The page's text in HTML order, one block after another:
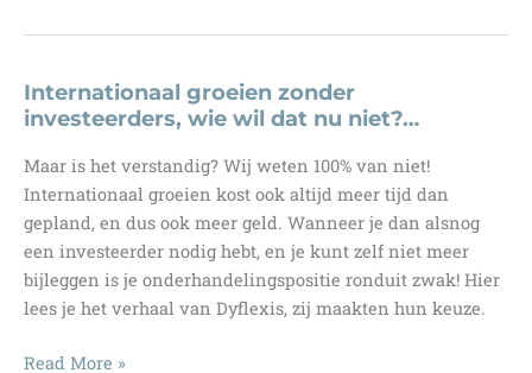
nu
iets
doen?…
Internationaal groeien zonder
investeerders, wie wil dat nu niet?…
Maar is het verstandig? Wij weten 100% van niet!
Internationaal groeien kost ook altijd meer tijd dan
gepland, en dus ook meer geld. Wanneer je dan alsnog
een investeerder nodig hebt, en je kunt zelf niet meer
bijleggen is je onderhandelingspositie ronduit zwak! Hier
lees je het verhaal van Dyflexis, zij maakten hun keuze.
Internationaal
Read More »